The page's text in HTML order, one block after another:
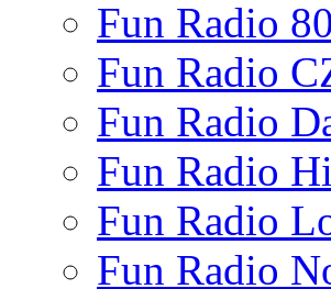
Fun Radio
Fun Radio
Fun Radio
Fun Radio
Fun Radio
Fun Radio